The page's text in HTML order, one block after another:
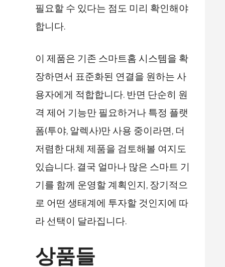
필요할 수 있다는 점도 미리 확인해야
합니다.
이 제품은 기존 스마트홈 시스템을 확
장하면서 표준화된 연결을 원하는 사
용자에게 적합합니다. 반면 단순히 원
격 제어 기능만 필요하거나 특정 플랫
폼(투야, 알렉사)만 사용 중이라면, 더
저렴한 대체 제품을 검토해볼 여지도
있습니다. 결국 얼마나 많은 스마트 기
기를 함께 운영할 계획인지, 장기적으
로 어떤 생태계에 투자할 것인지에 따
라 선택이 달라집니다.
상품들